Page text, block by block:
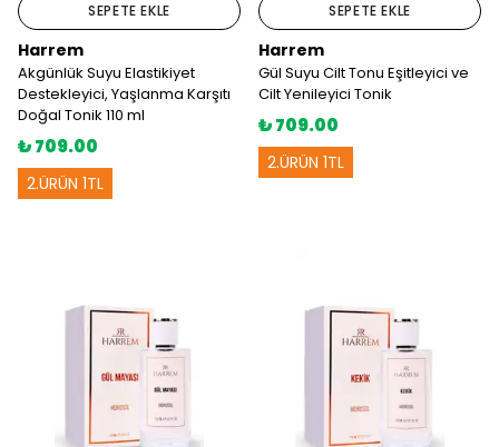
SEPETE EKLE
Harrem
Akgünlük Suyu Elastikiyet
Destekleyici, Yaşlanma Karşıtı
Doğal Tonik 110 ml
₺ 709.00
2.ÜRÜN 1TL
SEPETE EKLE
Harrem
Gül Suyu Cilt Tonu Eşitleyici ve
Cilt Yenileyici Tonik
₺ 709.00
2.ÜRÜN 1TL